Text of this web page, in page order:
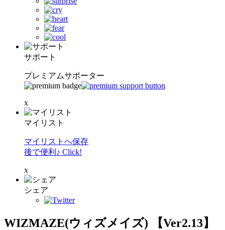
サポート
プレミアムサポーター
x
マイリスト
マイリストへ保存
後で便利♪ Click!
x
シェア
WIZMAZE(ウィズメイズ) 【Ver2.13】